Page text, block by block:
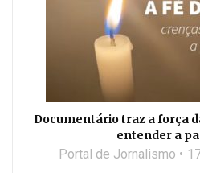
Documentário traz a força
entender a
Portal de Jornalismo